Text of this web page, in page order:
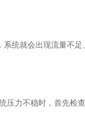
统就会出现流量不足
力不稳时，首先检查